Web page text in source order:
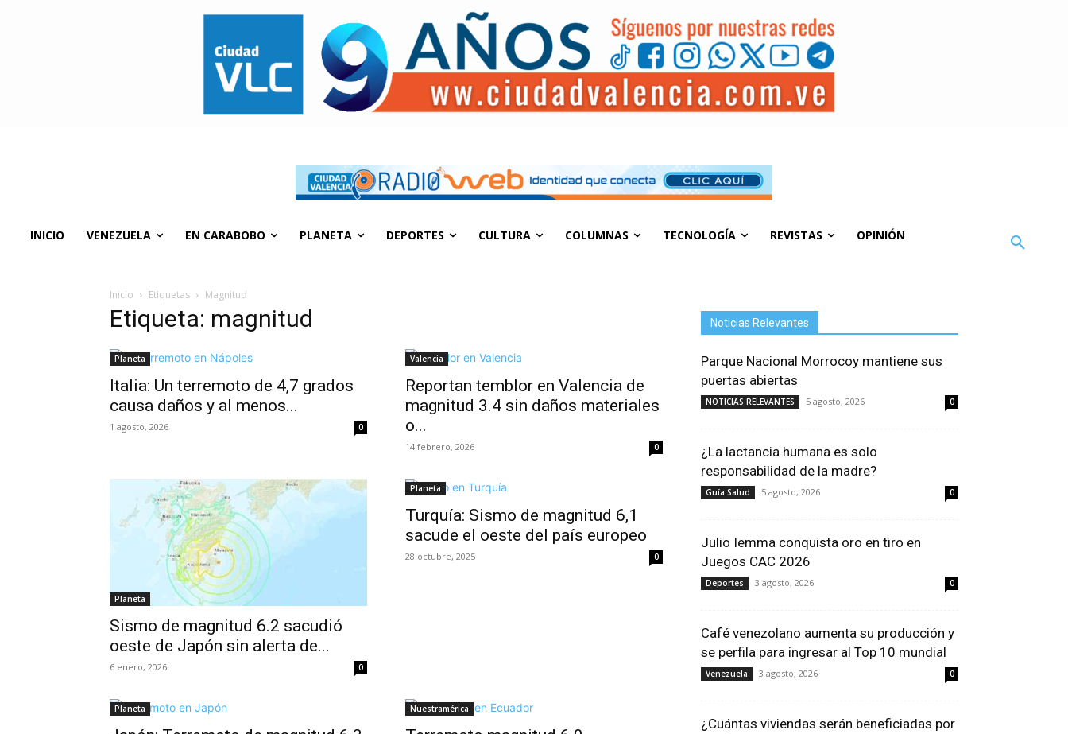
INICIO VENEZUELA EN CARABOBO PLANETA DEPORTES CULTURA COLUMNAS TECNOLOGÍA REVISTAS OPINIÓN
Inicio Etiquetas Magnitud
Etiqueta: magnitud
Planeta
Italia: Un terremoto de 4,7 grados
causa daños y al menos...
1 agosto, 2026 0
Valencia
Reportan temblor en Valencia de
magnitud 3.4 sin daños materiales
o...
14 febrero, 2026 0
Planeta
Sismo de magnitud 6.2 sacudió
oeste de Japón sin alerta de...
6 enero, 2026 0
Planeta
Turquía: Sismo de magnitud 6,1
sacude el oeste del país europeo
28 octubre, 2025 0
Planeta Nuestramérica
Noticias Relevantes
Parque Nacional Morrocoy mantiene sus
puertas abiertas
NOTICIAS RELEVANTES 5 agosto, 2026 0
¿La lactancia humana es solo
responsabilidad de la madre?
Guía Salud 5 agosto, 2026 0
Julio Iemma conquista oro en tiro en
Juegos CAC 2026
Deportes 3 agosto, 2026 0
Café venezolano aumenta su producción y
se perfila para ingresar al Top 10 mundial
Venezuela 3 agosto, 2026 0
¿Cuántas viviendas serán beneficiadas por